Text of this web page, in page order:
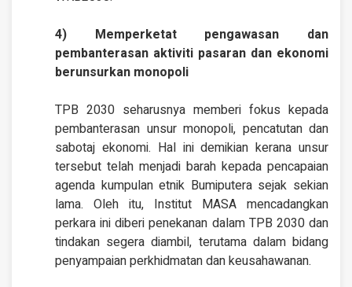
4) Memperketat pengawasan dan
pembanterasan aktiviti pasaran dan ekonomi
berunsurkan monopoli
TPB 2030 seharusnya memberi fokus kepada
pembanterasan unsur monopoli, pencatutan dan
sabotaj ekonomi. Hal ini demikian kerana unsur
tersebut telah menjadi barah kepada pencapaian
agenda kumpulan etnik Bumiputera sejak sekian
lama. Oleh itu, Institut MASA mencadangkan
perkara ini diberi penekanan dalam TPB 2030 dan
tindakan segera diambil, terutama dalam bidang
penyampaian perkhidmatan dan keusahawanan.